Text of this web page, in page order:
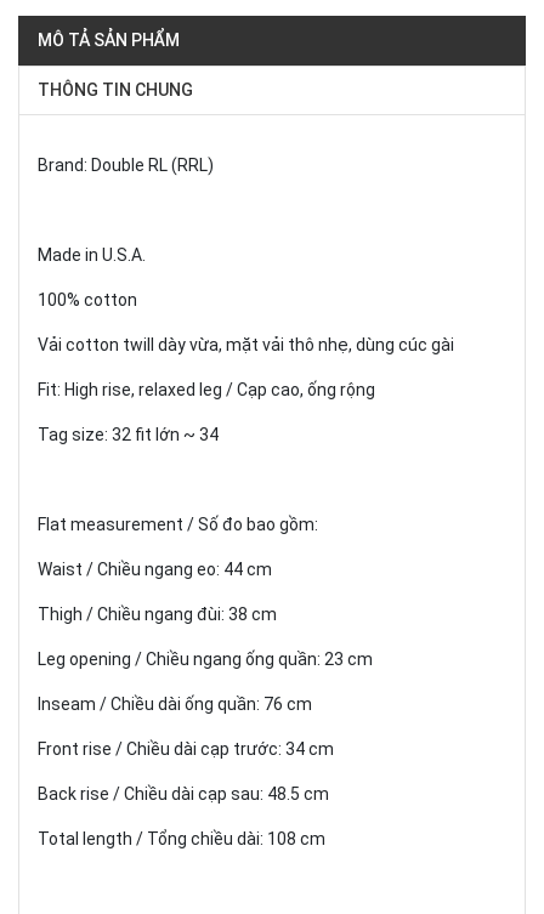
MÔ TẢ SẢN PHẨM
THÔNG TIN CHUNG
Brand: Double RL (RRL)
Made in U.S.A.
100% cotton
Vải cotton twill dày vừa, mặt vải thô nhẹ, dùng cúc gài
Fit: High rise, relaxed leg / Cạp cao, ống rộng
Tag size: 32 fit lớn ~ 34
Flat measurement / Số đo bao gồm:
Waist / Chiều ngang eo: 44 cm
Thigh / Chiều ngang đùi: 38 cm
Leg opening / Chiều ngang ống quần: 23 cm
Inseam / Chiều dài ống quần: 76 cm
Front rise / Chiều dài cạp trước: 34 cm
Back rise / Chiều dài cạp sau: 48.5 cm
Total length / Tổng chiều dài: 108 cm